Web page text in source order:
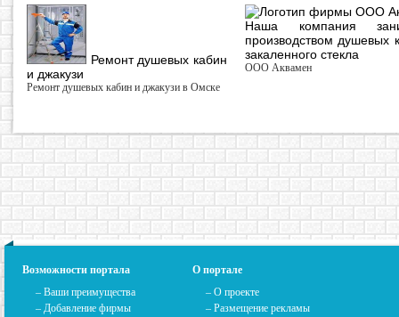
Ремонт душевых кабин
и джакузи
Ремонт душевых кабин и джакузи в Омске
Наша компания
производством душевых
закаленного стекла
ООО Аквамен
Возможности портала
– Ваши преимущества
– Добавление фирмы
О портале
– О проекте
– Размещение рекламы